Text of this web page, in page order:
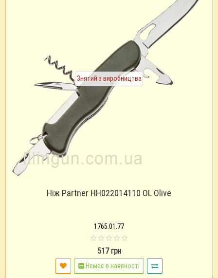
Знятий з виробництва
Ніж Partner HH022014110 OL Olive
1765.01.77
517 грн
Немає в наявності